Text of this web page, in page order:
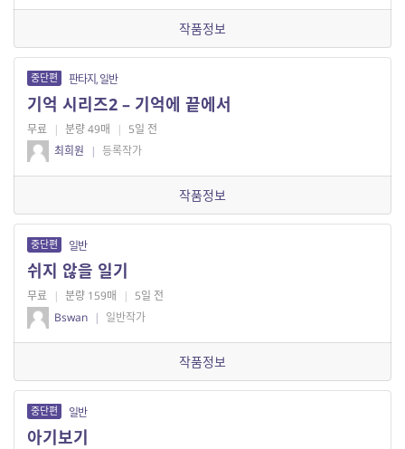
작품정보
중단편 판타지, 일반
기억 시리즈2 – 기억에 끝에서
무료 | 분량 49매 | 5일 전
최희원
| 등록작가
작품정보
중단편 일반
쉬지 않을 일기
무료 | 분량 159매 | 5일 전
Bswan | 일반작가
작품정보
중단편 일반
아기보기